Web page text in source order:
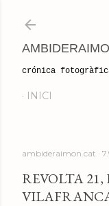
crónica
INICI
ambideraimon.cat
REVOLTA 21,
VILAFRANCA